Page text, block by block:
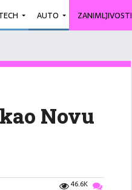
AUTO ZANIMLJIVOSTI
Novu
46.6K